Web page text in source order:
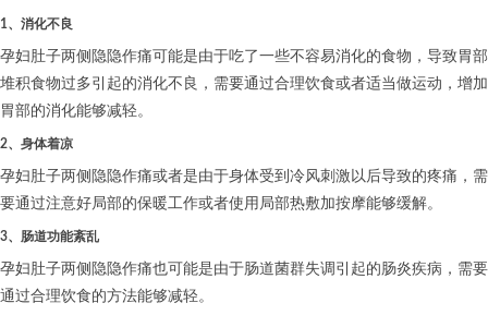
1、消化不良
孕妇肚子两侧隐隐作痛可能是由于吃了一些不容易消化的食物，导致胃部
堆积食物过多引起的消化不良，需要通过合理饮食或者适当做运动，增加
胃部的消化能够减轻。
2、身体着凉
孕妇肚子两侧隐隐作痛或者是由于身体受到冷风刺激以后导致的疼痛，需
要通过注意好局部的保暖工作或者使用局部热敷加按摩能够缓解。
3、肠道功能紊乱
孕妇肚子两侧隐隐作痛也可能是由于肠道菌群失调引起的肠炎疾病，需要
通过合理饮食的方法能够减轻。